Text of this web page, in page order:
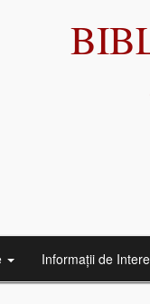
Informații de